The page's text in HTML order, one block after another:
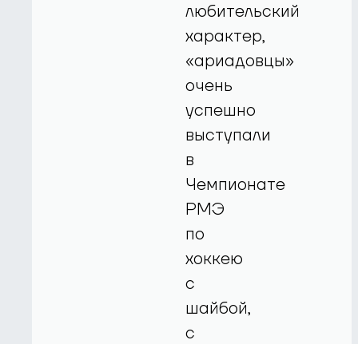
любительский
характер,
«ариадовцы»
очень
успешно
выступали
в
Чемпионате
РМЭ
по
хоккею
с
шайбой,
с